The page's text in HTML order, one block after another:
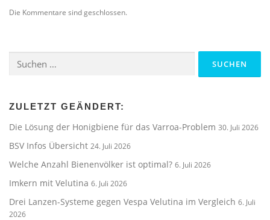
Die Kommentare sind geschlossen.
nach:
ZULETZT GEÄNDERT:
Die Lösung der Honigbiene für das Varroa-Problem 30. Juli 2026
BSV Infos Übersicht 24. Juli 2026
Welche Anzahl Bienenvölker ist optimal? 6. Juli 2026
Imkern mit Velutina 6. Juli 2026
Drei Lanzen-Systeme gegen Vespa Velutina im Vergleich 6. Juli
2026